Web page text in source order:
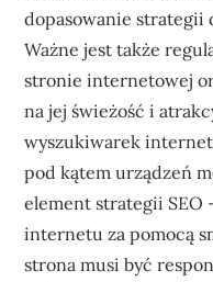
dopasowanie strategii
Ważne jest także
stronie internetowej
na jej świeżość i
wyszukiwarek
pod kątem urządzeń
element strategii SEO
internetu za pomocą
strona musi być